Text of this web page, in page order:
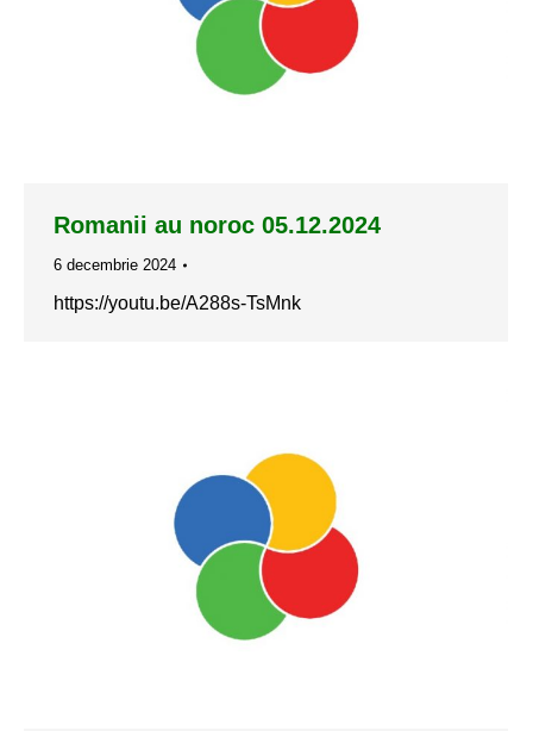
Romanii au noroc 05.12.2024
6 decembrie 2024
https://youtu.be/A288s-TsMnk